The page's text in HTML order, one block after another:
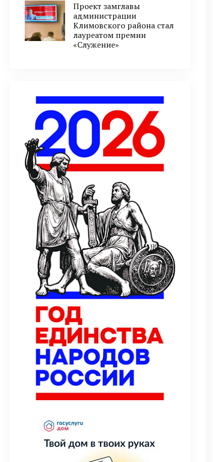
Проект замглавы
администрации
Климовского района стал
лауреатом премии
«Служение»